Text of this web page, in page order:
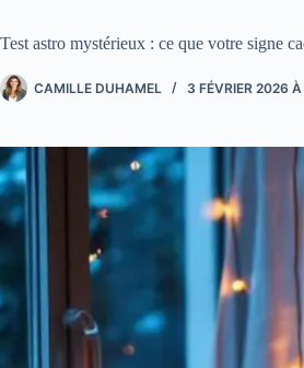
Test astro mystérieux : ce que votre signe
CAMILLE DUHAMEL 3 FÉVRIER 2026 À